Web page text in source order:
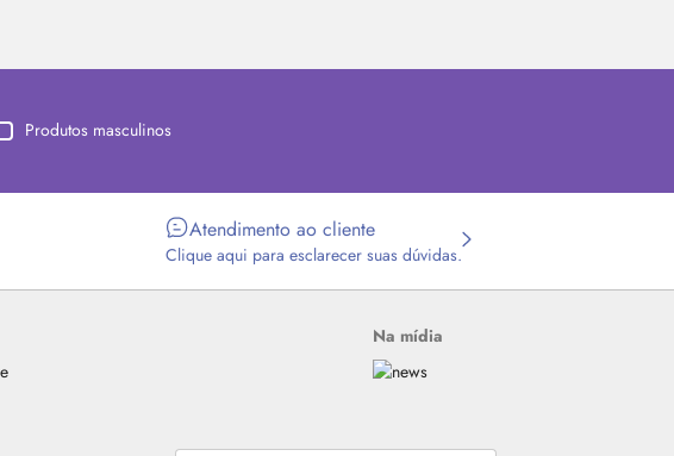
Produtos masculinos
Atendimento ao cliente
Clique aqui para esclarecer suas dúvidas.
Na mídia